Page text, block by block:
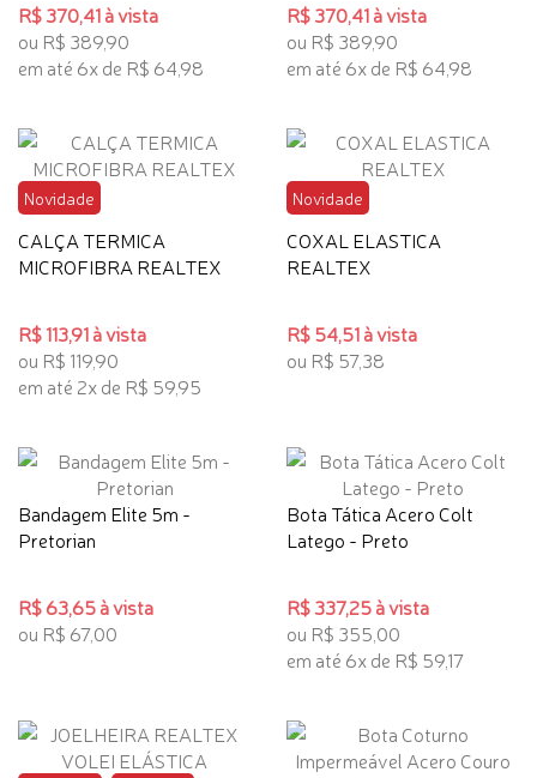
R$ 370,41 à vista
ou R$ 389,90
em até 6x de R$ 64,98
R$ 370,41 à vista
ou R$ 389,90
em até 6x de R$ 64,98
Novidade
CALÇA TERMICA
MICROFIBRA REALTEX
R$ 113,91 à vista
ou R$ 119,90
em até 2x de R$ 59,95
Novidade
COXAL ELASTICA
REALTEX
R$ 54,51 à vista
ou R$ 57,38
Bandagem Elite 5m -
Pretorian
R$ 63,65 à vista
ou R$ 67,00
Bota Tática Acero Colt
Latego - Preto
R$ 337,25 à vista
ou R$ 355,00
em até 6x de R$ 59,17